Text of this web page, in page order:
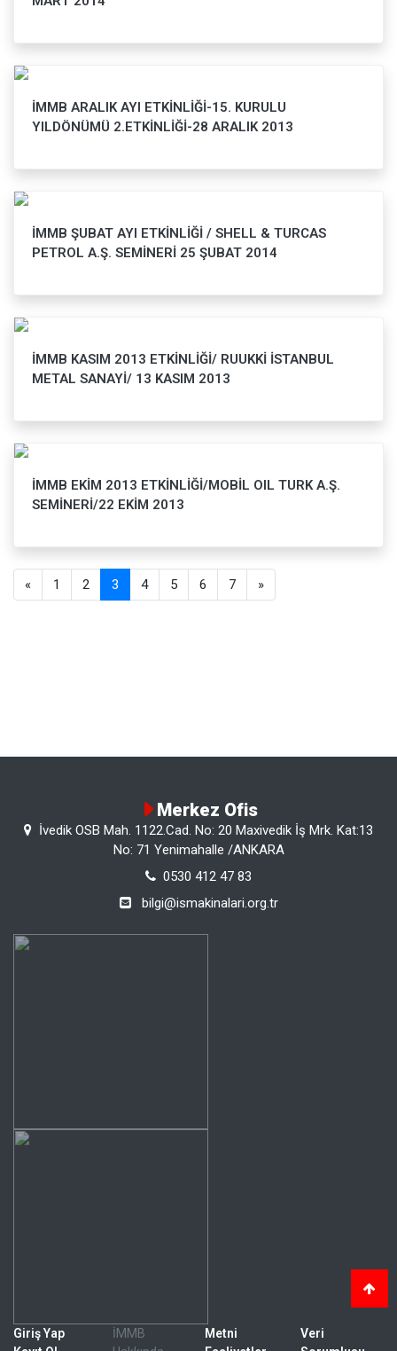
İMMB ARALIK AYI ETKİNLİĞİ-15. KURULU
YILDÖNÜMÜ 2.ETKİNLİĞİ-28 ARALIK 2013
İMMB ŞUBAT AYI ETKİNLİĞİ / SHELL & TURCAS
PETROL A.Ş. SEMİNERİ 25 ŞUBAT 2014
İMMB KASIM 2013 ETKİNLİĞİ/ RUUKKİ İSTANBUL
METAL SANAYİ/ 13 KASIM 2013
İMMB EKİM 2013 ETKİNLİĞİ/MOBİL OIL TURK A.Ş.
SEMİNERİ/22 EKİM 2013
« 1 2 3 4 5 6 7 »
Merkez Ofis
İvedik OSB Mah. 1122.Cad. No: 20 Maxivedik İş Mrk. Kat:13
No: 71 Yenimahalle /ANKARA
0530 412 47 83
bilgi@ismakinalari.org.tr
Giriş Yap
İMMB
Metni
Veri